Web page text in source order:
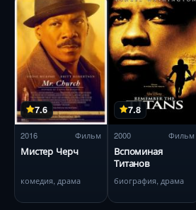
7.6
2016 Фильм
Мистер Черч
комедия, драма
7.8
2000 Фильм
Вспоминая
Титанов
биография, драма